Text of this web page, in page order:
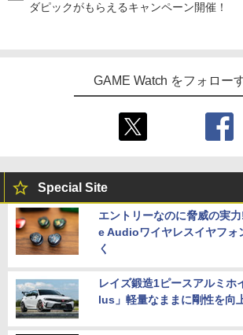
ダピックがもらえるキャンペーン開催！
GAME Watch をフォロー
Special Site
エントリーなのに脅威の実
e Audioワイヤレスイヤフォ
く
レイズ鍛造1ピースアルミホ
lus」軽量なままに剛性を向